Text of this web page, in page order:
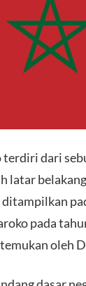
terdiri dari
latar
pada
oleh